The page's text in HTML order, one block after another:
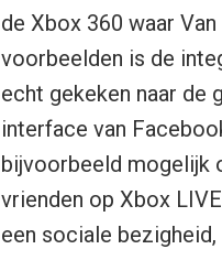
de Xbox 360 waar
voorbeelden is de
echt gekeken naar de
interface van
bijvoorbeeld mogelijk
vrienden op Xbox
een sociale